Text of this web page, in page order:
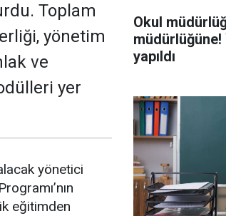
Toplam
yönetim
ve
yer
yönetici
eğitimden
Okul
müdürlüğüne!
yapıldı